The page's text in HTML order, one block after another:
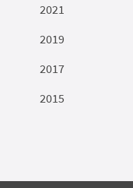
2021
2019
2017
2015